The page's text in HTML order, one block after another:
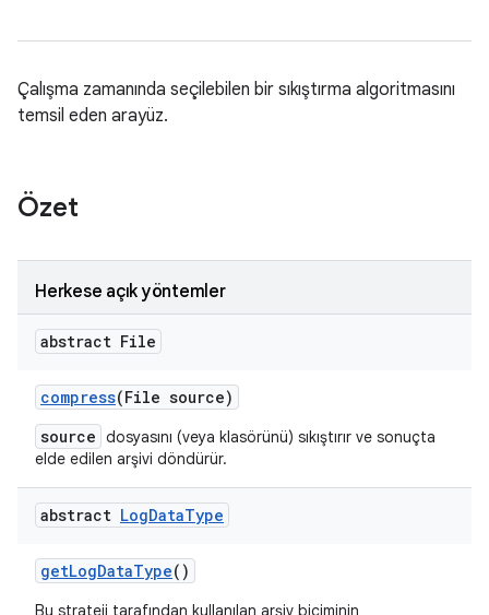
Çalışma zamanında seçilebilen bir sıkıştırma algoritmasını
temsil eden arayüz.
Özet
Herkese açık yöntemler
abstract File
compress(File source)
source dosyasını (veya klasörünü) sıkıştırır ve sonuçta
elde edilen arşivi döndürür.
abstract LogDataType
getLogDataType()
Bu strateji tarafından kullanılan arşiv biçiminin